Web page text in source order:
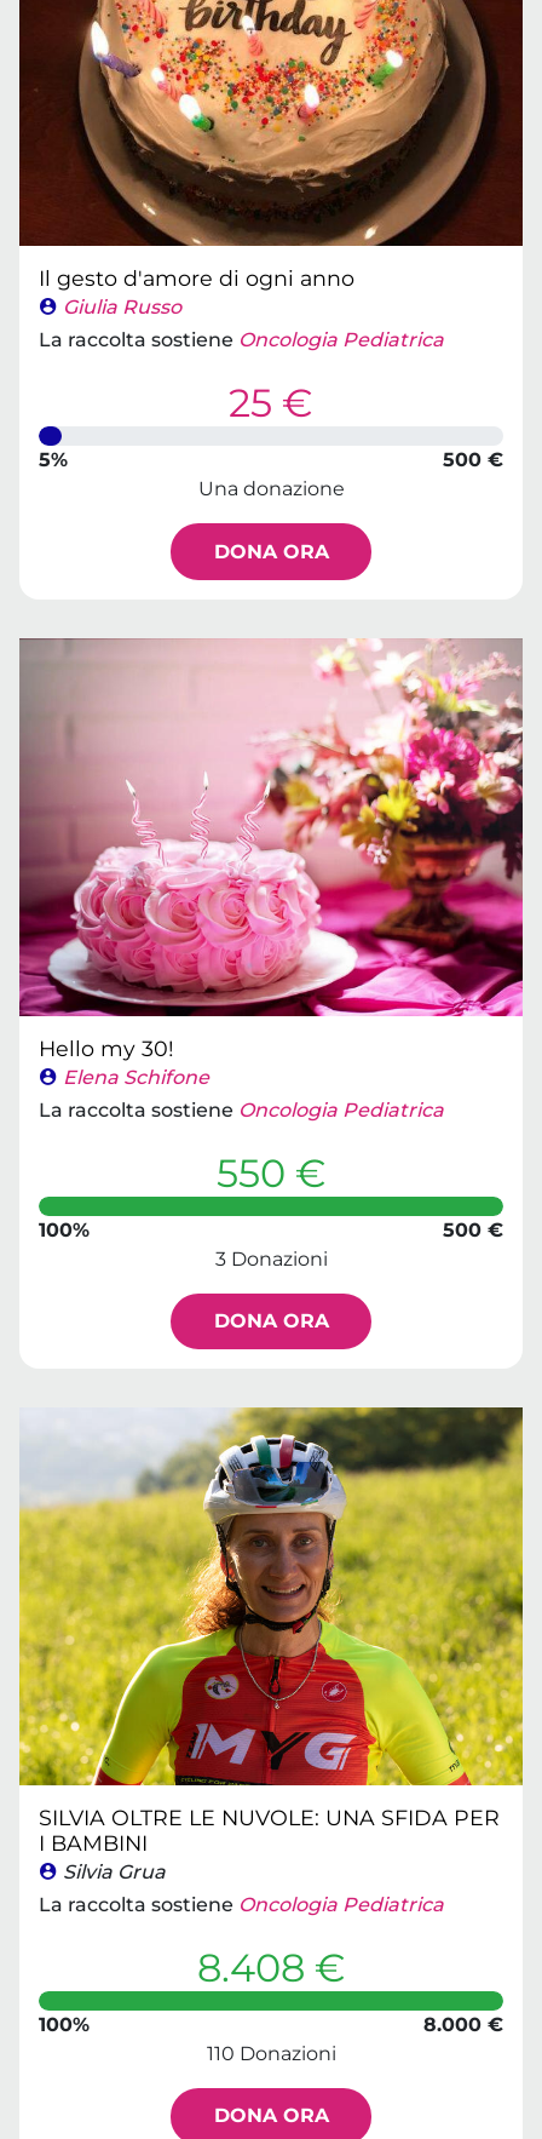
Il gesto d'amore di ogni anno
Giulia Russo
La raccolta sostiene Oncologia Pediatrica
25 €
5%
500 €
Una donazione
DONA ORA
Hello my 30!
Elena Schifone
La raccolta sostiene Oncologia Pediatrica
550 €
100%
500 €
3 Donazioni
DONA ORA
SILVIA OLTRE LE NUVOLE: UNA SFIDA PER
I BAMBINI
Silvia Grua
La raccolta sostiene Oncologia Pediatrica
8.408 €
100%
8.000 €
110 Donazioni
DONA ORA